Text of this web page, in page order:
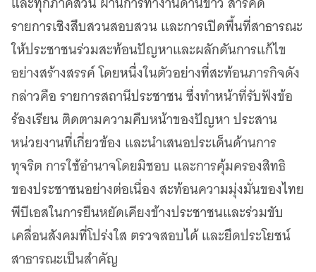
รายการเชิงสืบสวนสอบสวน และการเปิดพื้นที่สาธารณะ
ให้ประชาชนร่วมสะท้อนปัญหาและผลักดันการแก้ไข
อย่างสร้างสรรค์ โดยหนึ่งในตัวอย่างที่สะท้อนภารกิจดัง
กล่าวคือ รายการสถานีประชาชน ซึ่งทำหน้าที่รับฟังข้อ
ร้องเรียน ติดตามความคืบหน้าของปัญหา ประสาน
หน่วยงานที่เกี่ยวข้อง และนำเสนอประเด็นด้านการ
ทุจริต การใช้อำนาจโดยมิชอบ และการคุ้มครองสิทธิ
ของประชาชนอย่างต่อเนื่อง สะท้อนความมุ่งมั่นของไทย
พีบีเอสในการยืนหยัดเคียงข้างประชาชนและร่วมขับ
เคลื่อนสังคมที่โปร่งใส ตรวจสอบได้ และยึดประโยชน์
สาธารณะเป็นสำคัญ